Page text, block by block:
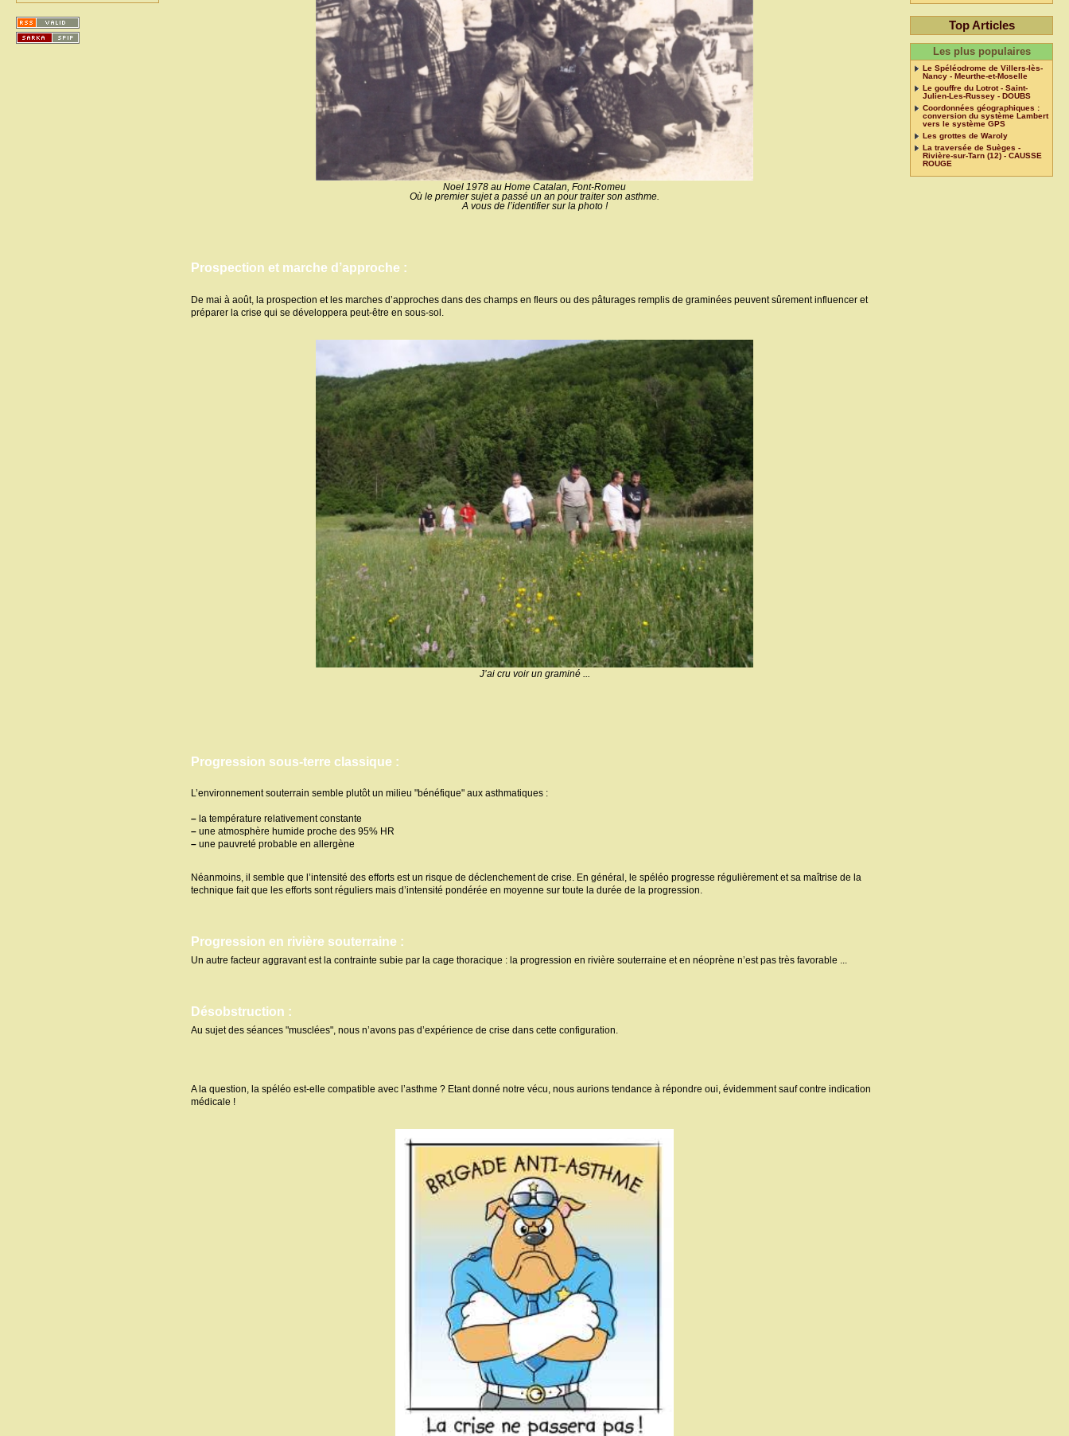
Noel 1978 au Home Catalan, Font-Romeu
Où le premier sujet a passé un an pour traiter son asthme.
A vous de l’identifier sur la photo !
Prospection et marche d’approche :
De mai à août, la prospection et les marches d’approches dans des champs en fleurs ou des pâturages remplis de graminées peuvent sûrement influencer et
préparer la crise qui se développera peut-être en sous-sol.
J’ai cru voir un graminé ...
Progression sous-terre classique :
L’environnement souterrain semble plutôt un milieu "bénéfique" aux asthmatiques :
– la température relativement constante
– une atmosphère humide proche des 95% HR
– une pauvreté probable en allergène
Néanmoins, il semble que l’intensité des efforts est un risque de déclenchement de crise. En général, le spéléo progresse régulièrement et sa maîtrise de la
technique fait que les efforts sont réguliers mais d’intensité pondérée en moyenne sur toute la durée de la progression.
Progression en rivière souterraine :
Un autre facteur aggravant est la contrainte subie par la cage thoracique : la progression en rivière souterraine et en néoprène n’est pas très favorable ...
Désobstruction :
Au sujet des séances "musclées", nous n’avons pas d’expérience de crise dans cette configuration.
A la question, la spéléo est-elle compatible avec l’asthme ? Etant donné notre vécu, nous aurions tendance à répondre oui, évidemment sauf contre indication
médicale !
Top Articles
Les plus populaires
Le Spéléodrome de Villers-lès-
Nancy - Meurthe-et-Moselle
Le gouffre du Lotrot - Saint-
Julien-Les-Russey - DOUBS
Coordonnées géographiques :
conversion du système Lambert
vers le système GPS
Les grottes de Waroly
La traversée de Suèges -
Rivière-sur-Tarn (12) - CAUSSE
ROUGE